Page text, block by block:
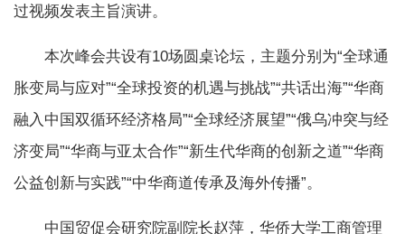
过视频发表主旨演讲。
本次峰会共设有10场圆桌论坛，主题分别为“全球通
胀变局与应对”“全球投资的机遇与挑战”“共话出海”“华商
融入中国双循环经济格局”“全球经济展望”“俄乌冲突与经
济变局”“华商与亚太合作”“新生代华商的创新之道”“华商
公益创新与实践”“中华商道传承及海外传播”。
中国贸促会研究院副院长赵萍，华侨大学工商管理